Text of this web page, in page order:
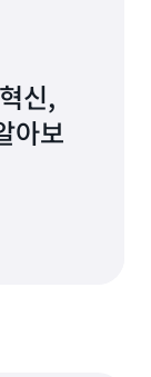
신,
아보